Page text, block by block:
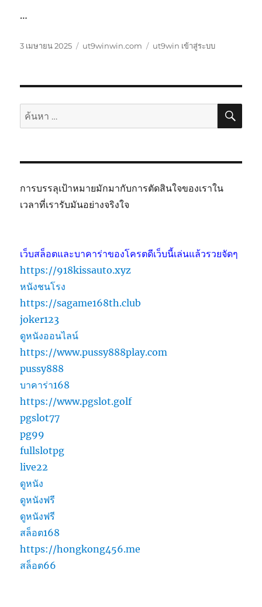
…
เขียน
3 เมษายน 2025
หมวด
ut9winwin.com
ป้าย
ut9win เข้าสู่ระบบ
ค้นหา: ค้น
การบรรลุเป้าหมายมักมากับการตัดสินใจของเราใน
เวลาที่เรารับมันอย่างจริงใจ
เว็บสล็อตและบาคาร่าของโครตดีเว็บนี้เล่นแล้วรวยจัดๆ
https://918kissauto.xyz
หนังชนโรง
https://sagame168th.club
joker123
ดูหนังออนไลน์
https://www.pussy888play.com
pussy888
บาคาร่า168
https://www.pgslot.golf
pgslot77
pg99
fullslotpg
live22
ดูหนัง
ดูหนังฟรี
ดูหนังฟรี
สล็อต168
https://hongkong456.me
สล็อต66